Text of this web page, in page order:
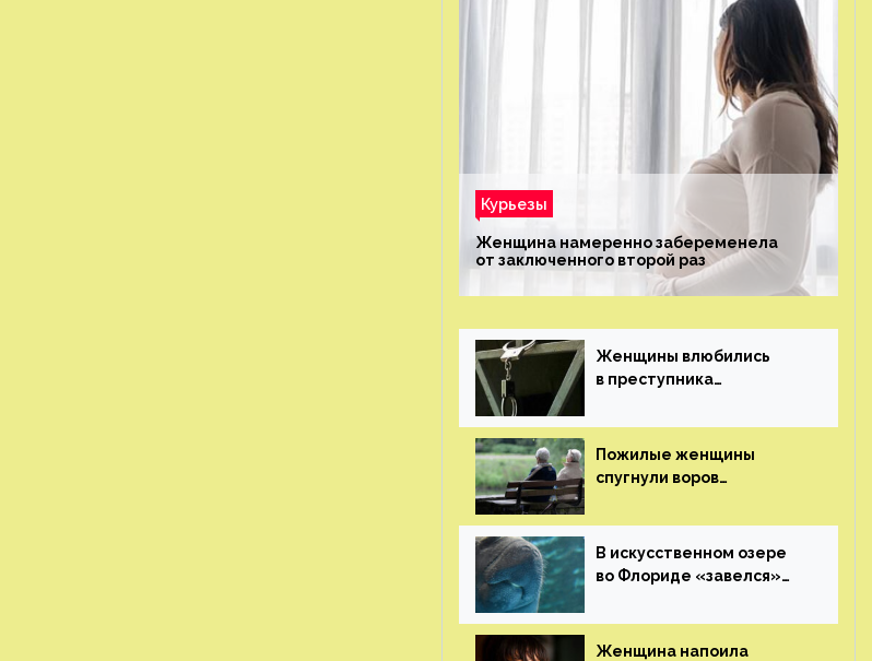
Курьезы
Женщина намеренно забеременела
от заключенного второй раз
Женщины влюбились
в преступника
судью сохранить ему
жизнь
Пожилые женщины
спугнули воров
В искусственном озере
во Флориде «завелся»
Женщина напоила